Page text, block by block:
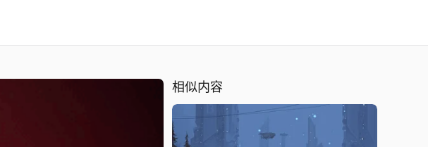
相似内容